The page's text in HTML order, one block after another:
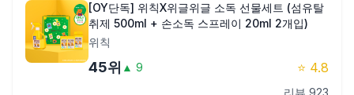
[OY단독] 위칙X위글위글 소독 선물세트 (섬유탈
취제 500ml + 손소독 스프레이 20ml 2개입)
위칙
45위 ▲ 9 ⭐ 4.8
리뷰 923